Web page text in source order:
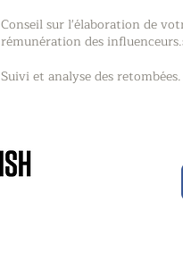
Conseil sur l'élaboration de
rémunération des
Suivi et analyse des retombées.